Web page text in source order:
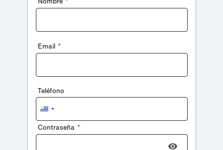
Email *
Teléfono
Uruguay
+598
Contraseña *